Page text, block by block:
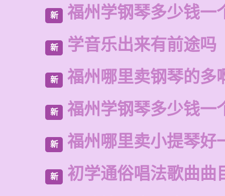
新 福州学钢琴多少钱一
新 学音乐出来有前途吗
新 福州哪里卖钢琴的多
新 福州学钢琴多少钱一
新 福州哪里卖小提琴好
新 初学通俗唱法歌曲曲